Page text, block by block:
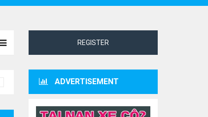
REGISTER
ADVERTISEMENT